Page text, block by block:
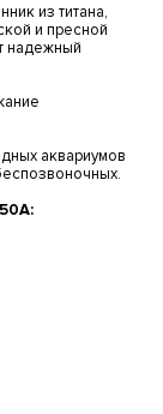
из титана,
и пресной
надежный
аквариумов